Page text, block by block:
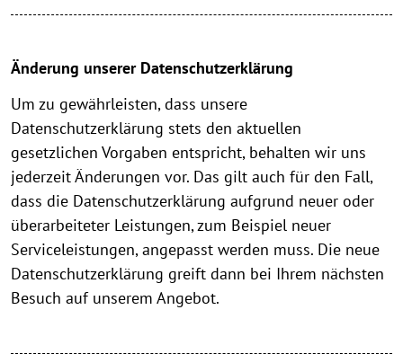
Änderung unserer Datenschutzerklärung
Um zu gewährleisten, dass unsere
Datenschutzerklärung stets den aktuellen
gesetzlichen Vorgaben entspricht, behalten wir uns
jederzeit Änderungen vor. Das gilt auch für den Fall,
dass die Datenschutzerklärung aufgrund neuer oder
überarbeiteter Leistungen, zum Beispiel neuer
Serviceleistungen, angepasst werden muss. Die neue
Datenschutzerklärung greift dann bei Ihrem nächsten
Besuch auf unserem Angebot.